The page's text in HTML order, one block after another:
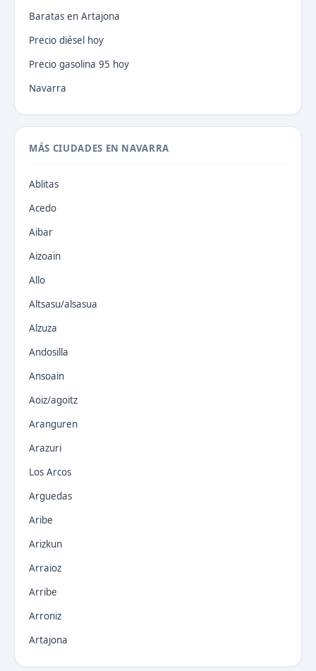
Baratas en Artajona
Precio diésel hoy
Precio gasolina 95 hoy
Navarra
MÁS CIUDADES EN NAVARRA
Ablitas
Acedo
Aibar
Aizoain
Allo
Altsasu/alsasua
Alzuza
Andosilla
Ansoain
Aoiz/agoitz
Aranguren
Arazuri
Los Arcos
Arguedas
Aribe
Arizkun
Arraioz
Arribe
Arroniz
Artajona